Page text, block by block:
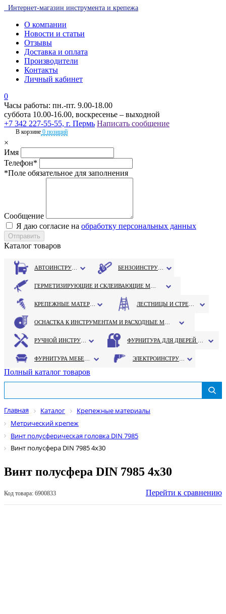
Интернет-магазин инструмента и крепежа
О компании
Новости и статьи
Отзывы
Доставка и оплата
Производители
Контакты
Личный кабинет
0
Часы работы: пн.-пт. 9.00-18.00
суббота 10.00-16.00, воскресенье – выходной
+7 342 227-55-55, г. Пермь Написать сообщение
В корзине 0 позиций
×
Имя
Телефон*
*Поле обязательное для заполнения
Сообщение
Я даю согласие на обработку персональных данных
Каталог товаров
Полный каталог товаров
Главная Каталог
Крепежные материалы
Метрический крепеж
Винт полусферическая головка DIN 7985
Винт полусфера DIN 7985 4х30
Винт полусфера DIN 7985 4х30
Код товара: 6900833 Перейти к сравнению